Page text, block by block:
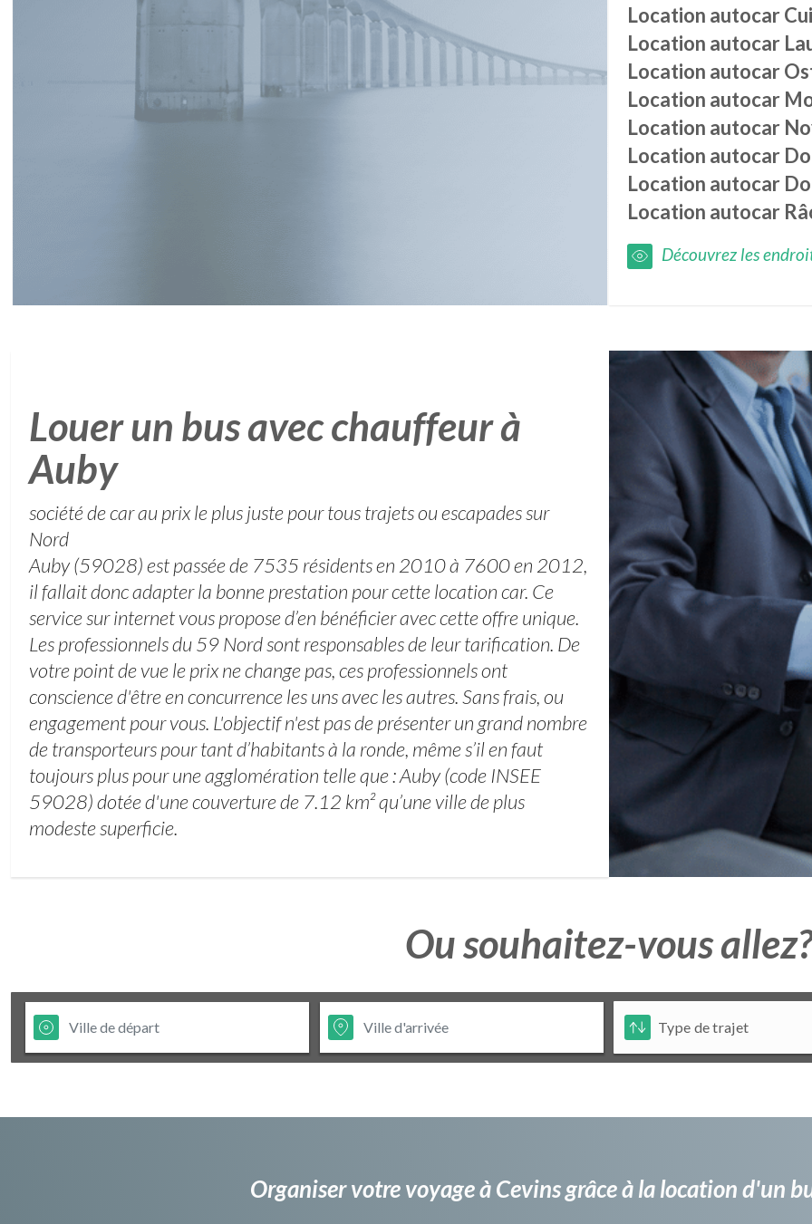
Location autocar
Location autocar
Location autocar
Location autocar
Location autocar
Location autocar
Location autocar
Location autocar
Découvrez les
Louer un bus avec chauffeur à
Auby
société de car au prix le plus juste pour tous trajets ou escapades sur
Nord
Auby (59028) est passée de 7535 résidents en 2010 à 7600 en 2012,
il fallait donc adapter la bonne prestation pour cette location car. Ce
service sur internet vous propose d’en bénéficier avec cette offre unique.
Les professionnels du 59 Nord sont responsables de leur tarification. De
votre point de vue le prix ne change pas, ces professionnels ont
conscience d'être en concurrence les uns avec les autres. Sans frais, ou
engagement pour vous. L'objectif n'est pas de présenter un grand nombre
de transporteurs pour tant d’habitants à la ronde, même s’il en faut
toujours plus pour une agglomération telle que : Auby (code INSEE
59028) dotée d'une couverture de 7.12 km² qu’une ville de plus
modeste superficie.
Ou souhaitez-vous allez?
Organiser votre voyage à Cevins grâce à la location d'un